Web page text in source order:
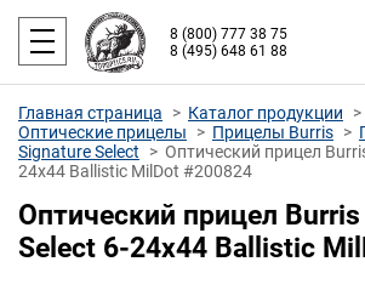
8 (800) 777 38 75
8 (495) 648 61 88
Главная страница Каталог продукции
Оптические прицелы
Прицелы Burris
Signature Select
Оптический прицел
24x44 Ballistic MilDot #200824
Оптический прицел
Select 6-24x44 Ballistic